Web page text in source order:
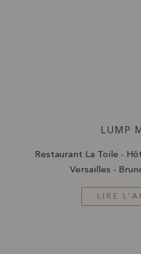
LUMP
Restaurant La Toile -
Versailles -
LIRE